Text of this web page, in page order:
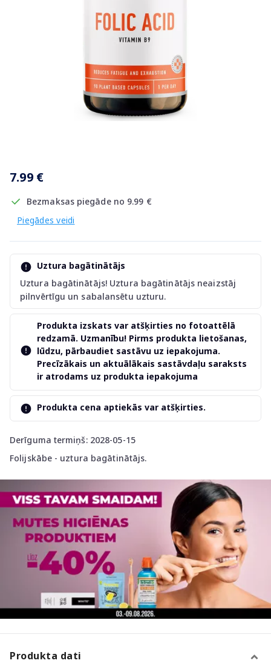
7.99 €
Bezmaksas piegāde no 9.99 €
Piegādes veidi
Derīguma termiņš: 2028-05-15
Folijskābe - uztura bagātinātājs.
Uztura bagātinātājs
Uztura bagātinātājs! Uztura bagātinātājs neaizstāj
pilnvērtīgu un sabalansētu uzturu.
Produkta izskats var atšķirties no fotoattēlā
redzamā. Uzmanību! Pirms produkta lietošanas,
lūdzu, pārbaudiet sastāvu uz iepakojuma.
Precīzākais un aktuālākais sastāvdaļu saraksts
ir atrodams uz produkta iepakojuma
Produkta cena aptiekās var atšķirties.
Produkta dati